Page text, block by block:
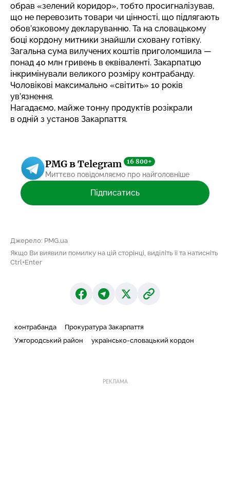
обрав «зелений коридор», тобто просигналізував,
що не перевозить товари чи цінності, що підлягають
обов’язковому декларуванню. Та на словацькому
боці кордону митники знайшли сховану готівку.
Загальна сума вилучених коштів приголомшила —
понад 40 млн гривень в еквіваленті. Закарпатцю
інкримінували великого розміру контрабанду.
Чоловікові максимально «світить» 10 років
ув’язнення.
Нагадаємо, майже тонну продуктів розікрали
в одній з установ Закарпаття.
PMG в Telegram 16 800+
Миттєво повідомляємо про найголовніше
Підписатись
Джерело: PMG.ua
Якщо Ви виявили помилку на цій сторінці, виділіть її та натисніть
Ctrl+Enter
контрабанда
Прокуратура Закарпаття
Ужгородський район
українсько-словацький кордон
РЕКЛАМА